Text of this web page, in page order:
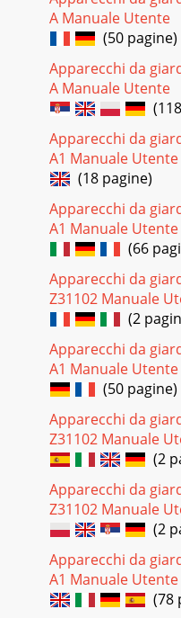
Pagina 24 -
30EG-Konformitäts-
teitverklaringDeclaração
bestätigen wir, dass die
700
Pagina 25 -
31Explosionszeichnung
Pagina 26 - Manejo
32 Grizzly Gartengeräte
Georgenhäuser Str. 1
06078 7806 70 e-mail: s
Pagina 27 -
Pagina 28 - Garantia
Stand der Informationen
das informações: 11 /
1BBIAN: 41803Grizzly
Pagina 29
4DE AT CH Bitte lesen
diese
Sie die Anleitung gut auf
Pagina 30
5CHATDESymbole in der
Angaben zur Verhütung
Gebotszeichen (anstelle
Pagina 31 -
A Manuale Utente
(50 pagine)
Apparecchi da
A Manuale Utente
Apparecchi da
A1 Manuale Utente
(18 pagine)
Apparecchi da
A1 Manuale Utente
(66
Apparecchi da
Z31102 Manuale
(2
Apparecchi da
A1 Manuale Utente
(50 pagine)
Apparecchi da
Z31102 Manuale
(2
Apparecchi da
Z31102 Manuale
(2
Apparecchi da
A1 Manuale Utente
(78